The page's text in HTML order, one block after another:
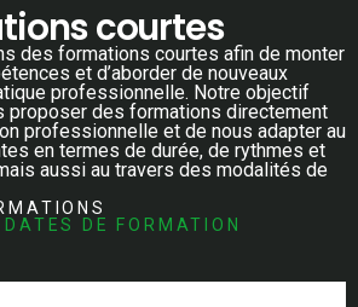
courtes
des formations courtes afin de monter
et d’aborder de nouveaux
professionnelle. Notre objectif
proposer des formations directement
professionnelle et de nous adapter au
en termes de durée, de rythmes et
aussi au travers des modalités de
DE FORMATION